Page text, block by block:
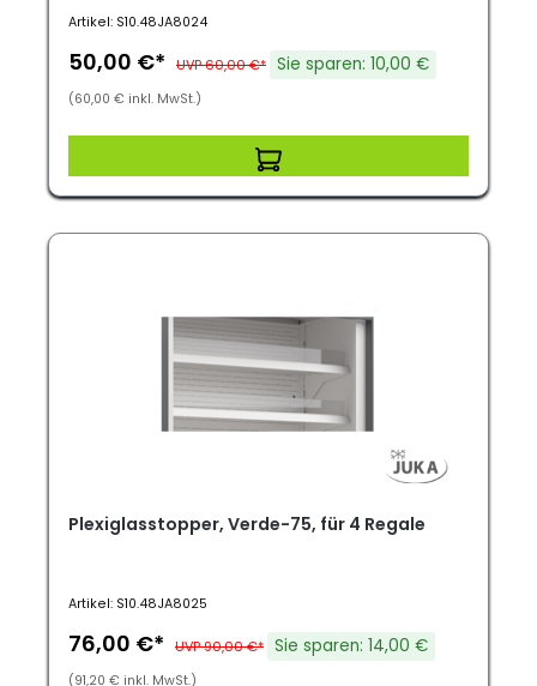
Artikel: S10.48JA8024
50,00 €* UVP 60,00 €* Sie sparen: 10,00 €
(60,00 € inkl. MwSt.)
Plexiglasstopper, Verde-75, für 4 Regale
Artikel: S10.48JA8025
76,00 €* UVP 90,00 €* Sie sparen: 14,00 €
(91,20 € inkl. MwSt.)